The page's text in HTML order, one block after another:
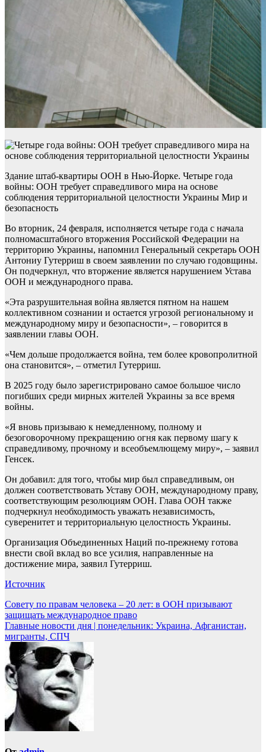
Здание штаб-квартиры ООН в Нью-Йорке. Четыре года
войны: ООН требует справедливого мира на основе
соблюдения территориальной целостности Украины Мир и
безопасность
Во вторник, 24 февраля, исполняется четыре года с начала
полномасштабного вторжения Российской Федерации на
территорию Украины, напомнил Генеральный секретарь ООН
Антониу Гутерриш в своем заявлении по случаю годовщины.
Он подчеркнул, что вторжение является нарушением Устава
ООН и международного права.
«Эта разрушительная война является пятном на нашем
коллективном сознании и остается угрозой региональному и
международному миру и безопасности», – говорится в
заявлении главы ООН.
«Чем дольше продолжается война, тем более кровопролитной
она становится», – отметил Гутерриш.
В 2025 году было зарегистрировано самое большое число
погибших среди мирных жителей Украины за все время
войны.
«Я вновь призываю к немедленному, полному и
безоговорочному прекращению огня как первому шагу к
справедливому, прочному и всеобъемлющему миру», – заявил
Генсек.
Он добавил: для того, чтобы мир был справедливым, он
должен соответствовать Уставу ООН, международному праву,
соответствующим резолюциям ООН. Глава ООН также
подчеркнул необходимость уважать независимость,
суверенитет и территориальную целостность Украины.
Организация Объединенных Наций по-прежнему готова
внести свой вклад во все усилия, направленные на
достижение мира, заявил Гутерриш.
Источник
Навигация
по
записям
Совету по правам человека – 20 лет: в ООН призывают
защищать международное право
Главные новости дня | понедельник: Украина, Афганистан,
мигранты, СПЧ